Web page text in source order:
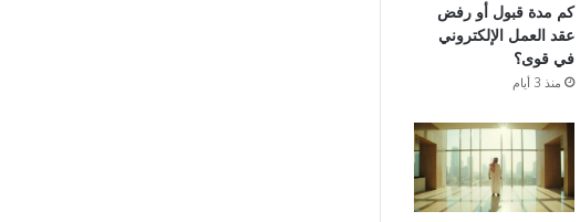
كم مدة قبول أو رفض
عقد العمل الإلكتروني
في قوى؟
منذ 3 أيام